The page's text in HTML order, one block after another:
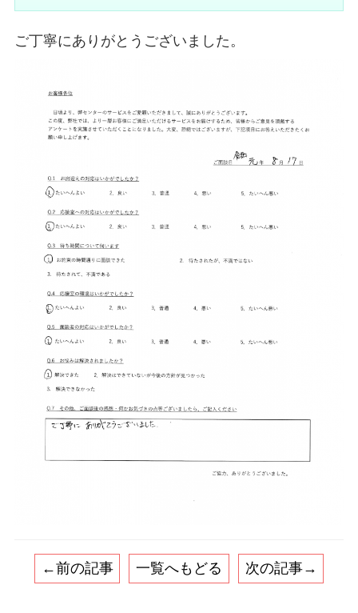
ご丁寧にありがとうございました。
←前の記事 一覧へもどる 次の記事→